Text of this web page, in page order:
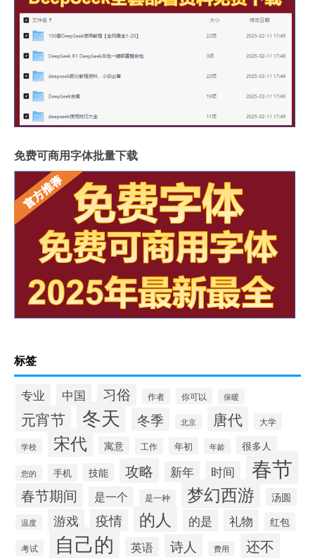
免费可商用字体批量下载
标签
专业 中国 习俗 作者 你可以 保暖
元宵节 冬天 冬季 北京 唐代 大学
学校 宋代 寓意 工作 年初 年龄 很多人
您的 手机 技能 攻略 新年 时间 春节
春节期间 是一个 是一种 梦幻西游 汤圆
温度 游戏 疫情 的人 的是 礼物 红包
考试 自己的 英语 诗人 费用 还不